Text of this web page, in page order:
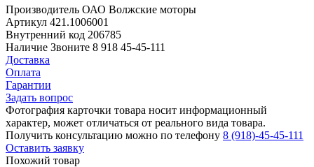
Производитель ОАО Волжские моторы
Артикул 421.1006001
Внутренний код 206785
Наличие Звоните 8 918 45-45-111
Доставка
Оплата
Гарантии
Задать вопрос
Фотография карточки товара носит информационный
характер, может отличаться от реального вида товара.
Получить консультацию можно по телефону 8 (918)-45-45-111
Оставить заявку
Похожий товар